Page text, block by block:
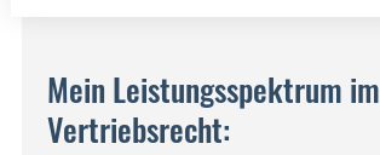
Mein Leistungsspektrum im
Vertriebsrecht: